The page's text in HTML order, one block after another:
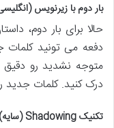
بار دوم با زیرنویس
حالا برای بار دوم،
دفعه می تونید کلمات
متوجه نشدید رو دقیق
درک کنید. کلمات جدید
تکنیک Shadowing (سایه): تکرار همزمان با گوینده برای بهبود تلفظ و ریتم